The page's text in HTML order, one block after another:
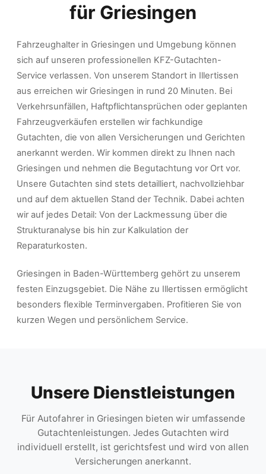
für Griesingen
Fahrzeughalter in Griesingen und Umgebung können
sich auf unseren professionellen KFZ-Gutachten-
Service verlassen. Von unserem Standort in Illertissen
aus erreichen wir Griesingen in rund 20 Minuten. Bei
Verkehrsunfällen, Haftpflichtansprüchen oder geplanten
Fahrzeugverkäufen erstellen wir fachkundige
Gutachten, die von allen Versicherungen und Gerichten
anerkannt werden. Wir kommen direkt zu Ihnen nach
Griesingen und nehmen die Begutachtung vor Ort vor.
Unsere Gutachten sind stets detailliert, nachvollziehbar
und auf dem aktuellen Stand der Technik. Dabei achten
wir auf jedes Detail: Von der Lackmessung über die
Strukturanalyse bis hin zur Kalkulation der
Reparaturkosten.
Griesingen in Baden-Württemberg gehört zu unserem
festen Einzugsgebiet. Die Nähe zu Illertissen ermöglicht
besonders flexible Terminvergaben. Profitieren Sie von
kurzen Wegen und persönlichem Service.
Unsere Dienstleistungen
Für Autofahrer in Griesingen bieten wir umfassende
Gutachtenleistungen. Jedes Gutachten wird
individuell erstellt, ist gerichtsfest und wird von allen
Versicherungen anerkannt.